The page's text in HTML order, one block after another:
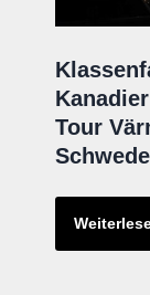
Tour